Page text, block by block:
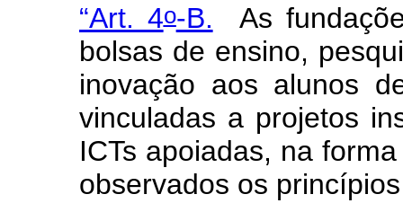
“Art. 4o-B.
As
bolsas de ensino,
inovação aos alunos
vinculadas a projetos
ICTs apoiadas, na
observados os